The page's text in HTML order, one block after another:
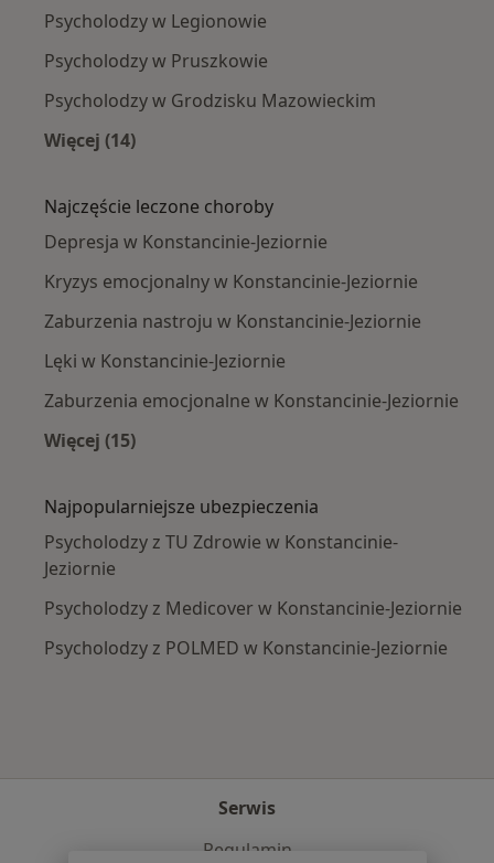
Psycholodzy w Legionowie
Psycholodzy w Pruszkowie
Psycholodzy w Grodzisku Mazowieckim
Więcej (14)
Najczęście leczone choroby
Depresja w Konstancinie-Jeziornie
Kryzys emocjonalny w Konstancinie-Jeziornie
Zaburzenia nastroju w Konstancinie-Jeziornie
Lęki w Konstancinie-Jeziornie
Zaburzenia emocjonalne w Konstancinie-Jeziornie
Więcej (15)
Najpopularniejsze ubezpieczenia
Psycholodzy z TU Zdrowie w Konstancinie-
Jeziornie
Psycholodzy z Medicover w Konstancinie-Jeziornie
Psycholodzy z POLMED w Konstancinie-Jeziornie
Serwis
Regulamin